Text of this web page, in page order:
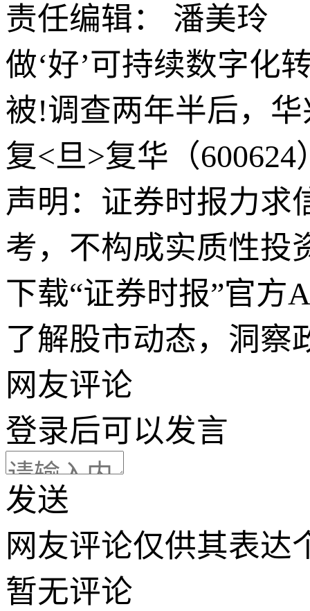
责任编辑： 潘美玲
做‘好’可持续数字化
被!调查两年半后，
复<旦>复华（
声明：证券时报力求
考，不构成实质性投
下载“证券时报”官方
了解股市动态，洞察
网友评论
登录后可以发言
发送
网友评论仅供其表达
暂无评论